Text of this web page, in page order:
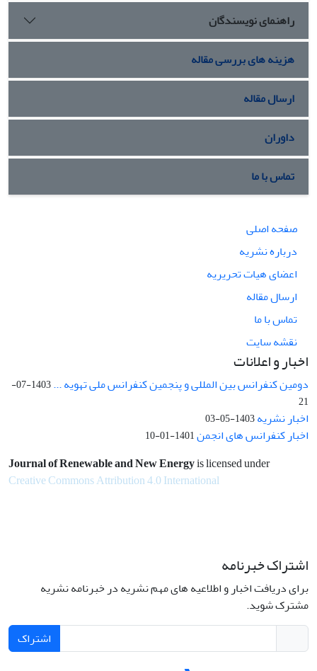
راهنمای نویسندگان
هزینه های بررسی مقاله
ارسال مقاله
داوران
تماس با ما
صفحه اصلی
درباره نشریه
اعضای هیات تحریریه
ارسال مقاله
تماس با ما
نقشه سایت
اخبار و اعلانات
دومین کنفرانس بین المللی و پنجمین کنفرانس ملی تهویه ...
1403-07-
21
اخبار نشریه1403-05-03
اخبار کنفرانس های انجمن1401-01-10
Journal of Renewable and New Energyis licensed under
Creative Commons Attribution 4.0 International
اشتراک خبرنامه
برای دریافت اخبار و اطلاعیه های مهم نشریه در خبرنامه نشریه
مشترک شوید.
اشتراک